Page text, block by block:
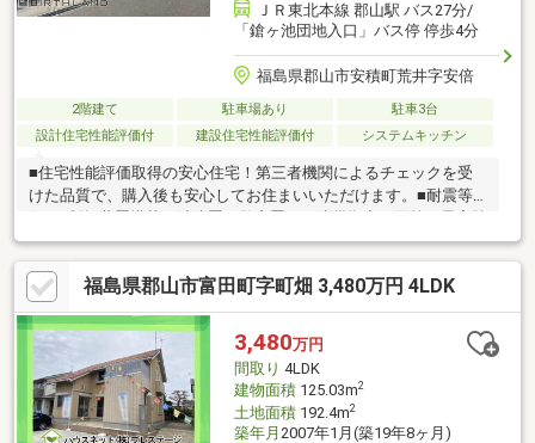
ＪＲ東北本線 郡山駅 バス27分/
「鎗ヶ池団地入口」バス停 停歩4分
福島県郡山市安積町荒井字安倍
2階建て 駐車場あり
駐車3台
設計住宅性能評価付
建設住宅性能評価付 システムキッチン
■住宅性能評価取得の安心住宅！第三者機関によるチェックを受
けた品質で、購入後も安心してお住まいいただけます。■耐震等
級の耐震性能に加え、繰り返しの地震の揺れを軽減する制振装置
を採用しています。■オール電化仕様！ガス基本料金が不要で光
熱費管理もラクラク。IHクッキングヒーター採用で火を使わず安
心です。■駐車スペース3台分確保！ご夫婦それぞれのお車や来客
用駐車場としても活用できるゆとりのカースペースです。■子育
て世帯にもおすすめ！地震に強い構造と家族のコミュニケーショ
ンを育む間取りを兼ね備えた住まいです。
福島県郡山市富田町字町畑 3,480万円 4LDK
3,480万円
間取り 4LDK
建物面積125.03m2
土地面積192.4m2
築年月 2007年1月(築19年8ヶ月)